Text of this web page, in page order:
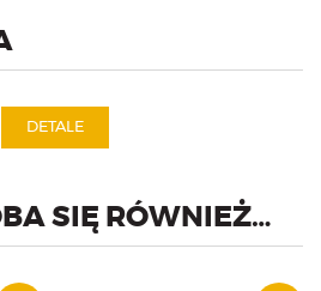
DETALE
SIĘ RÓWNIEŻ…